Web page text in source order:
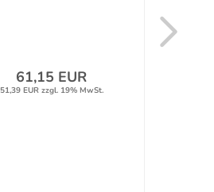
61,15 EUR
51,39 EUR zzgl. 19% MwSt.